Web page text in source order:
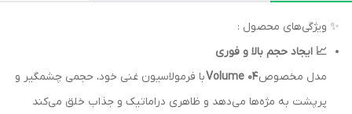
✨ ویژگی‌های محصول :
📈 ایجاد حجم بالا و فوری
مدل مخصوص04 Volume
با فرمولاسیون غنی خود، حجمی چشمگیر و
پرپشت به مژه‌ها می‌دهد و ظاهری دراماتیک و جذاب خلق می‌کند